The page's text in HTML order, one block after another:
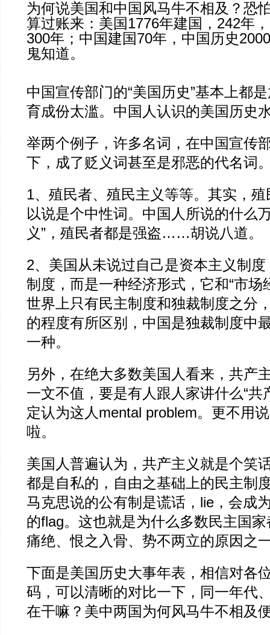
为何说美国和中国风马牛不相及？恐
算过账来：美国1776年建国，242年
300年；中国建国70年，中国历史
鬼知道。
中国宣传部门的“美国历史”基本上都
育成份太滥。中国人认识的美国历史
举两个例子，许多名词，在中国宣传
下，成了贬义词甚至是邪恶的代名词
1、殖民者、殖民主义等等。其实，
以说是个中性词。中国人所说的什么
义”，殖民者都是强盗……胡说八道。
2、美国从未说过自己是资本主义制度
制度，而是一种经济形式，它和“市场
世界上只有民主制度和独裁制度之分
的程度有所区别，中国是独裁制度中
一种。
另外，在绝大多数美国人看来，共产
一文不值，要是有人跟人家讲什么“共
定认为这人mental problem。更不用
啦。
美国人普遍认为，共产主义就是个笑
都是自私的，自由之基础上的民主制
马克思说的公有制是谎话，lie，会成
的flag。这也就是为什么多数民主国
痛绝、恨之入骨、势不两立的原因之
下面是美国历史大事年表，相信对各
码，可以清晰的对比一下，同一年代
在干嘛？美中两国为何风马牛不相及